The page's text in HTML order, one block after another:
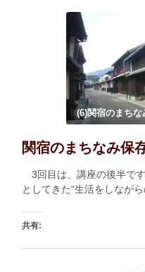
(6)関宿のまちな
関宿のまちなみ保
3回目は、講座の後半で
としてきた“生活をしなが
共有:
印刷